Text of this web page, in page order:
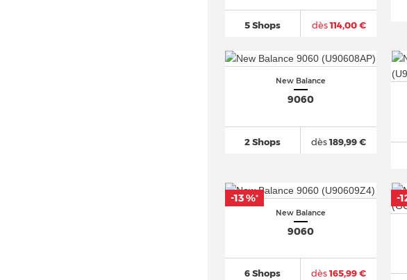
5 Shops dès114,00 €
New Balance
9060
2 Shops dès189,99 €
New Balance
9060
6 Shops dès165,99 €
-13 %* -